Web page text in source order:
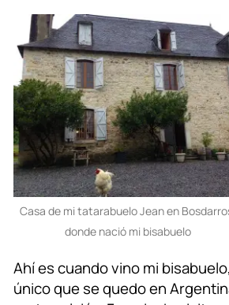
Casa de mi tatarabuelo Jean en
donde nació mi bisabuelo
Ahí es cuando vino mi
único que se quedo en